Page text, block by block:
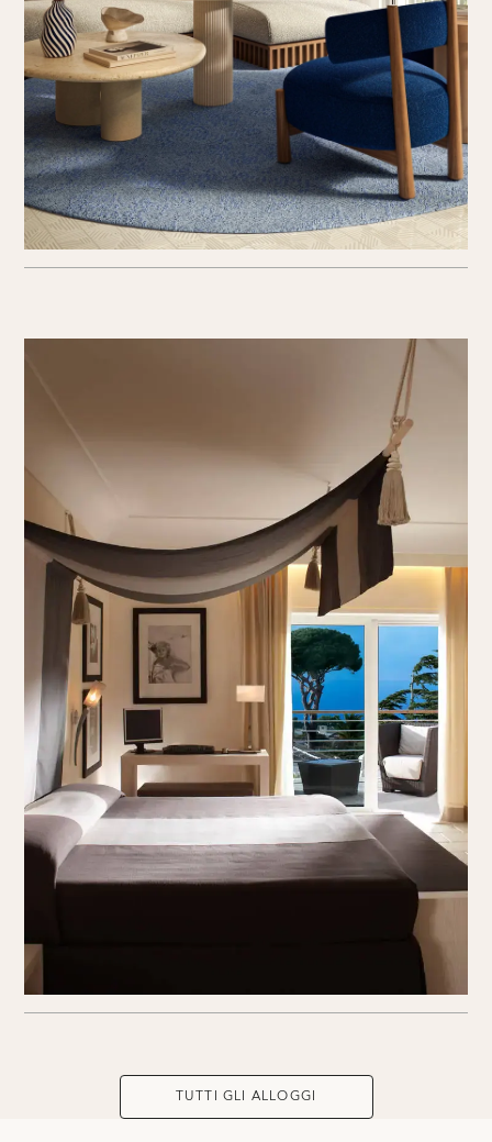
TUTTI GLI ALLOGGI